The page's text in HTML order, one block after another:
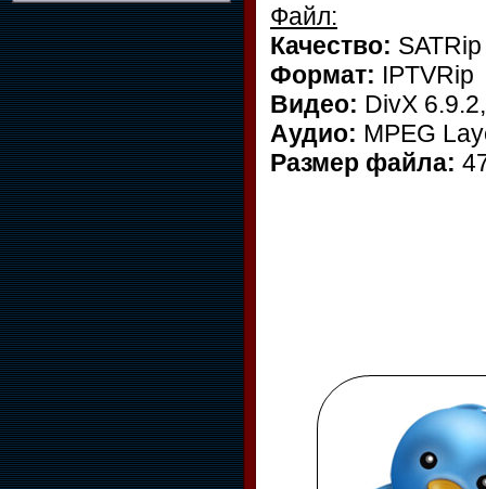
Файл:
Качество: SATRip
Формат: IPTVRip
Видео: DivX
Аудио: MPEG
Размер файла: